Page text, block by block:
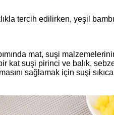
tercih edilirken, yeşil
mat, suşi
kat suşi pirinci ve balık,
sağlamak için suşi sıkıca